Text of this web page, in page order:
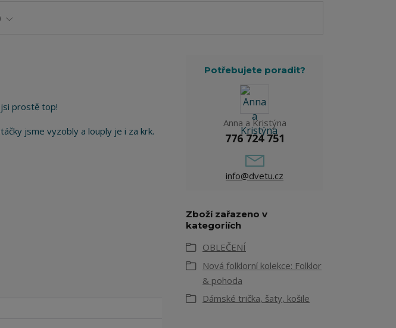
prostě top!
jsme vyzobly a louply je i za krk.
Potřebujete poradit?
Anna a Kristýna
776 724 751
info@dvetu.cz
Zboží zařazeno v
kategoriích
OBLEČENÍ
Nová folklorní kolekce: Folklor
& pohoda
Dámské trička, šaty, košile